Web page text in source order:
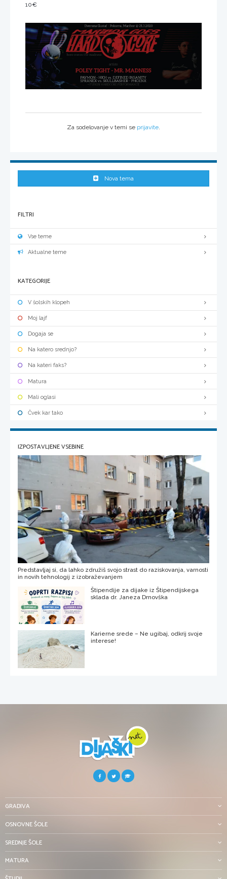
10€
Za sodelovanje v temi se prijavite.
Nova tema
FILTRI
Vse teme
Aktualne teme
KATEGORIJE
V šolskih klopeh
Moj lajf
Dogaja se
Na katero srednjo?
Na kateri faks?
Matura
Mali oglasi
Čvek kar tako
IZPOSTAVLJENE VSEBINE
Predstavljaj si, da lahko združiš svojo strast do raziskovanja, varnosti
in novih tehnologij z izobraževanjem
Štipendije za dijake iz Štipendijskega
sklada dr. Janeza Drnovška
Karierne srede – Ne ugibaj, odkrij svoje
interese!
GRADIVA
OSNOVNE ŠOLE
SREDNJE ŠOLE
MATURA